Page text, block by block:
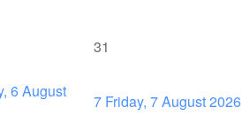
31
6 August
7 Friday, 7 August 2026